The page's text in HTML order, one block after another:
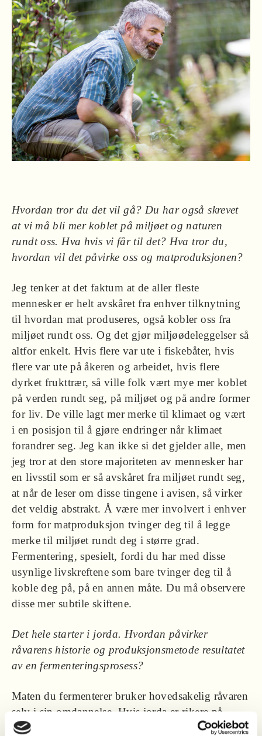
Hvordan tror du det vil gå? Du har også skrevet
at vi må bli mer koblet på miljøet og ­naturen
rundt oss. Hva hvis vi får til det? Hva tror du,
hvordan vil det påvirke oss og matproduksjonen?
Jeg tenker at det faktum at de aller fleste
mennesker er helt avskåret fra enhver tilknytning
til hvordan mat produseres, også kobler oss fra
miljøet rundt oss. Og det gjør miljøødeleggelser så
altfor enkelt. Hvis flere var ute i fiskebåter, hvis
flere var ute på åkeren og arbeidet, hvis flere
dyrket frukttrær, så ville folk vært mye mer koblet
på verden rundt seg, på miljøet og på andre former
for liv. De ville lagt mer merke til klimaet og vært
i en posisjon til å gjøre endringer når klimaet
forandrer seg. Jeg kan ikke si det gjelder alle, men
jeg tror at den store majoriteten av mennesker har
en livsstil som er så avskåret fra miljøet rundt seg,
at når de leser om disse tingene i avisen, så virker
det veldig abstrakt. Å være mer involvert i enhver
form for matproduksjon tvinger deg til å legge
merke til miljøet rundt deg i større grad.
Fermentering, spesielt, fordi du har med disse
usynlige livskreftene som bare tvinger deg til å
koble deg på, på en annen måte. Du må observere
disse mer subtile skiftene.
Det hele starter i jorda. Hvordan påvirker
råvarens historie og produksjonsmetode resultatet
av en fermenteringsprosess?
Maten du fermenterer bruker hovedsakelig råvaren
selv i sin omdannelse. Hvis jorda er rikere på
mikroorganismer og har større biomangfold, så